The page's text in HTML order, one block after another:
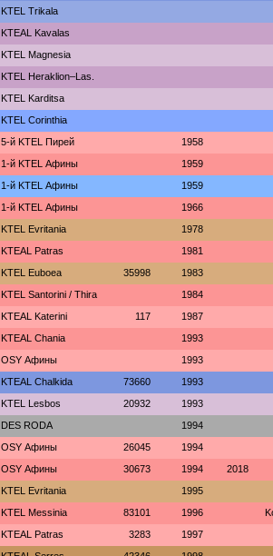
ΚΤΕL Τrikala
KTEAL Kavalas
ΚΤΕL Magnesia
KTEL Heraklion–Las.
ΚΤΕL Karditsa
KTEL Corinthia
5-й KTEL Пирей 1958
1-й KTEL Афины 1959
1-й KTEL Афины 1959
1-й KTEL Афины 1966
ΚΤΕL Evritania 1978
KTEAL Patras 1981
ΚΤΕL Euboea 35998 1983
KTEL Santorini / Thira 1984
KTEAL Katerini 117 1987
KTEAL Chania 1993
OSY Афины 1993
KTEAL Chalkida 73660 1993
KTEL Lesbos 20932 1993
DES RODA 1994
OSY Афины 26045 1994
OSY Афины 30673 1994 2018
ΚΤΕL Evritania 1995
KTEL Messinia 83101 1996
KTEAL Patras 3283 1997